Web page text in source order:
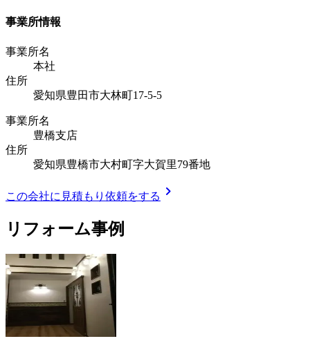
事業所情報
事業所名
本社
住所
愛知県豊田市大林町17-5-5
事業所名
豊橋支店
住所
愛知県豊橋市大村町字大賀里79番地
この会社に見積もり依頼をする chevron_right
リフォーム事例